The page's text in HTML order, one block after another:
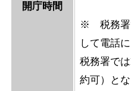
開庁時間
※ 税務署
して電話
税務署で
約可）と